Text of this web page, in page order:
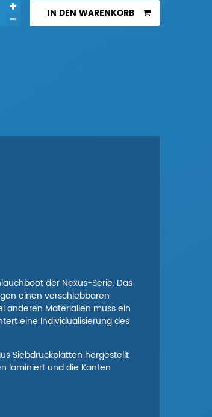
IN DEN WARENKORB
der Nexus-Serie. Das
einen verschiebbaren
anderen Materialien muss ein
eine Individualisierung des
Siebdruckplatten hergestellt
laminiert und die Kanten